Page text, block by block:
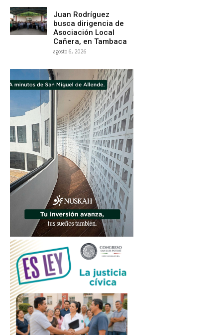
Juan Rodríguez
busca dirigencia de
Asociación Local
Cañera, en Tambaca
agosto 6, 2026